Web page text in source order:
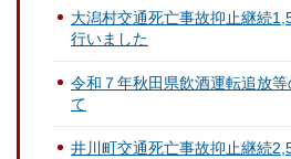
大潟村交通死亡事故抑止継続
行いました
令和７年秋田県飲酒運転追放
て
井川町交通死亡事故抑止継続